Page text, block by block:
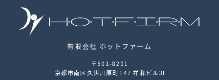
有限会社 ホットファーム
〒601-8201
京都市南区久世川原町147 祥和ビル3F